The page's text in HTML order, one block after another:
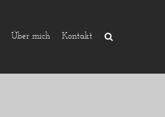
Über mich Kontakt